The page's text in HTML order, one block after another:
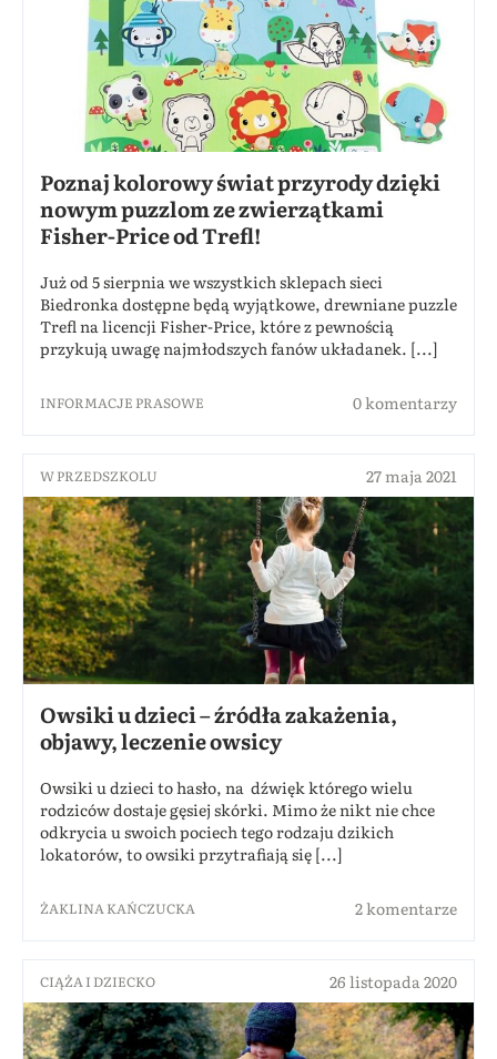
Poznaj kolorowy świat przyrody dzięki
nowym puzzlom ze zwierzątkami
Fisher-Price od Trefl!
Już od 5 sierpnia we wszystkich sklepach sieci
Biedronka dostępne będą wyjątkowe, drewniane puzzle
Trefl na licencji Fisher-Price, które z pewnością
przykują uwagę najmłodszych fanów układanek. [...]
INFORMACJE PRASOWE 0 komentarzy
W PRZEDSZKOLU 27 maja 2021
Owsiki u dzieci – źródła zakażenia,
objawy, leczenie owsicy
Owsiki u dzieci to hasło, na dźwięk którego wielu
rodziców dostaje gęsiej skórki. Mimo że nikt nie chce
odkrycia u swoich pociech tego rodzaju dzikich
lokatorów, to owsiki przytrafiają się [...]
ŻAKLINA KAŃCZUCKA 2 komentarze
CIĄŻA I DZIECKO 26 listopada 2020